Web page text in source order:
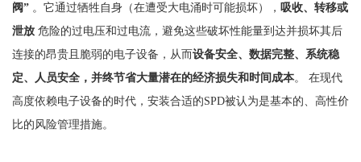
阀” 。它通过牺牲自身（在遭受大电涌时可能损坏）， 吸收、转移或
泄放 危险的过电压和过电流，避免这些破坏性能量到达并损坏其后
连接的昂贵且脆弱的电子设备，从而设备安全、数据完整、系统稳
定、人员安全，并终节省大量潜在的经济损失和时间成本。
在现代
高度依赖电子设备的时代，安装合适的SPD被认为是基本的、高性价
比的风险管理措施。